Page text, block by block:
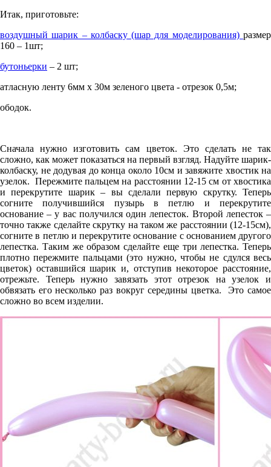
Итак, приготовьте:
воздушный шарик – колбаску (шар для моделирования) размер
160 – 1шт;
бутоньерки – 2 шт;
атласную ленту 6мм х 30м зеленого цвета - отрезок 0,5м;
ободок.
Сначала нужно изготовить сам цветок. Это сделать не так
сложно, как может показаться на первый взгляд. Надуйте шарик-
колбаску, не додувая до конца около 10см и завяжите хвостик на
узелок. Пережмите пальцем на расстоянии 12-15 см от хвостика
и перекрутите шарик – вы сделали первую скрутку. Теперь
согните получившийся пузырь в петлю и перекрутите
основание – у вас получился один лепесток. Второй лепесток –
точно также сделайте скрутку на таком же расстоянии (12-15см),
согните в петлю и перекрутите основание с основанием другого
лепестка. Таким же образом сделайте еще три лепестка. Теперь
плотно пережмите пальцами (это нужно, чтобы не сдулся весь
цветок) оставшийся шарик и, отступив некоторое расстояние,
отрежьте. Теперь нужно завязать этот отрезок на узелок и
обвязать его несколько раз вокруг середины цветка. Это самое
сложно во всем изделии.